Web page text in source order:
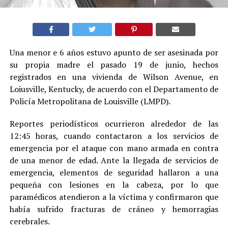
Una menor e 6 años estuvo apunto de ser asesinada por
su propia madre el pasado 19 de junio, hechos
registrados en una vivienda de Wilson Avenue, en
Loiusville, Kentucky, de acuerdo con el Departamento de
Policía Metropolitana de Louisville (LMPD).
Reportes periodísticos ocurrieron alrededor de las
12:45 horas, cuando contactaron a los servicios de
emergencia por el ataque con mano armada en contra
de una menor de edad. Ante la llegada de servicios de
emergencia, elementos de seguridad hallaron a una
pequeña con lesiones en la cabeza, por lo que
paramédicos atendieron a la víctima y confirmaron que
había sufrido fracturas de cráneo y hemorragias
cerebrales.